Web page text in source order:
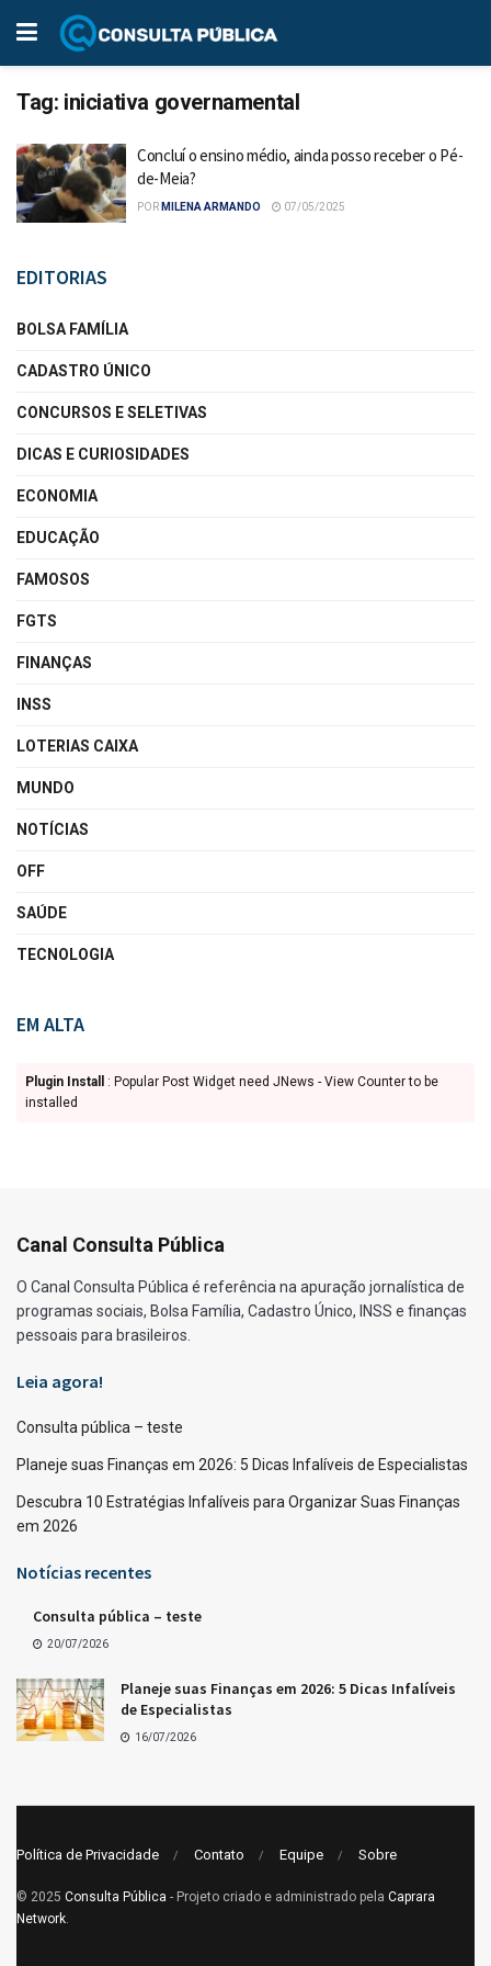
Tag: iniciativa governamental
Concluí o ensino médio, ainda posso receber o Pé-
de-Meia?
POR MILENA ARMANDO 07/05/2025
EDITORIAS
BOLSA FAMÍLIA
CADASTRO ÚNICO
CONCURSOS E SELETIVAS
DICAS E CURIOSIDADES
ECONOMIA
EDUCAÇÃO
FAMOSOS
FGTS
FINANÇAS
INSS
LOTERIAS CAIXA
MUNDO
NOTÍCIAS
OFF
SAÚDE
TECNOLOGIA
EM ALTA
Plugin Install
: Popular Post Widget need JNews - View Counter to be
installed
Canal Consulta Pública
O Canal Consulta Pública é referência na apuração jornalística de
programas sociais, Bolsa Família, Cadastro Único, INSS e finanças
pessoais para brasileiros.
Leia agora!
Consulta pública – teste
Planeje suas Finanças em 2026: 5 Dicas Infalíveis de Especialistas
Descubra 10 Estratégias Infalíveis para Organizar Suas Finanças
em 2026
Notícias recentes
Consulta pública – teste
20/07/2026
Planeje suas Finanças em 2026: 5 Dicas Infalíveis
de Especialistas
16/07/2026
Política de Privacidade Contato Equipe Sobre
© 2025 Consulta Pública - Projeto criado e administrado pela Caprara
Network.